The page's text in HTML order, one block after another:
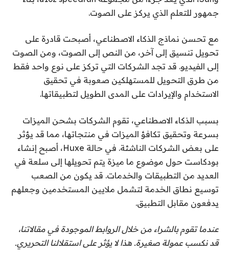
جمهور للتعلم الذي يركز على الصوت.
مع تحسن نماذج الذكاء الاصطناعي، أصبحت قادرة على
تحويل تنسيق إلى آخر، من النص إلى الصوت، ومن الصوت
إلى الفيديو. قد تجد الشركات التي تركز على نوع واحد فقط
من طرق التحويل للمستهلكين صعوبة في تحقيق
الاستخدام والإيرادات على المدى الطويل لتطبيقاتها.
بسبب الذكاء الاصطناعي، تقوم الشركات بشحن الميزات
بسرعة وتحقيق تكافؤ الميزات في منتجاتها، مما قد يؤثر
على بعض الشركات الناشئة. في حالة Huxe، أصبح إنشاء
بودكاست حول موضوع ما ميزة يتم تحويلها إلى سلعة في
العديد من التطبيقات والخدمات. قد يكون من الصعب
توسيع نطاق الخدمة لتشمل ملايين المستخدمين وجعلهم
يدفعون مقابل التطبيق.
عندما تقوم بالشراء من خلال الروابط الموجودة في مقالاتنا،
قد نكسب عمولة صغيرة. هذا لا يؤثر على استقلالنا التحريري.